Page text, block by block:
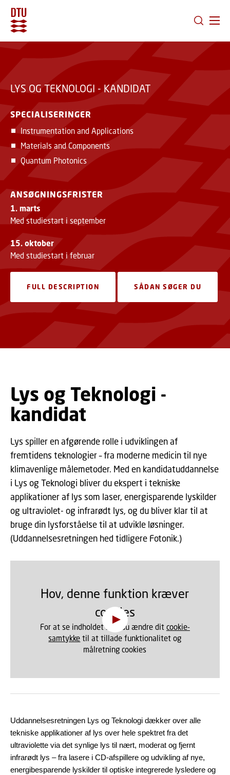
LYS OG TEKNOLOGI - KANDIDAT
SPECIALISERINGER
Instrumentation and Applications
Materials and Components
Quantum Photonics
ANSØGNINGSFRISTER
1. marts
Med studiestart i september
15. oktober
Med studiestart i februar
FULL DESCRIPTION SÅDAN SØGER DU
Lys og Teknologi -
kandidat
Lys spiller en afgørende rolle i udviklingen af
fremtidens teknologier – fra moderne medicin til nye
klimavenlige målemetoder. Med en kandidatuddannelse
i Lys og Teknologi bliver du ekspert i tekniske
applikationer af lys som laser, energisparende lyskilder
og ultraviolet- og infrarødt lys, og du bliver klar til at
bruge din lysforståelse til at udvikle løsninger.
(Uddannelsesretningen hed tidligere Fotonik.)
Hov, denne funktion kræver
cookies
For at se indholdet skal du ændre dit cookie-
samtykke til at tillade funktionalitet og
målretning cookies
Uddannelsesretningen Lys og Teknologi dækker over alle
tekniske applikationer af lys over hele spektret fra det
ultraviolette via det synlige lys til nært, moderat og fjernt
infrarødt lys – fra lasere i CD-afspillere og udvikling af nye,
energibesparende lyskilder til optiske integrerede lysledere og